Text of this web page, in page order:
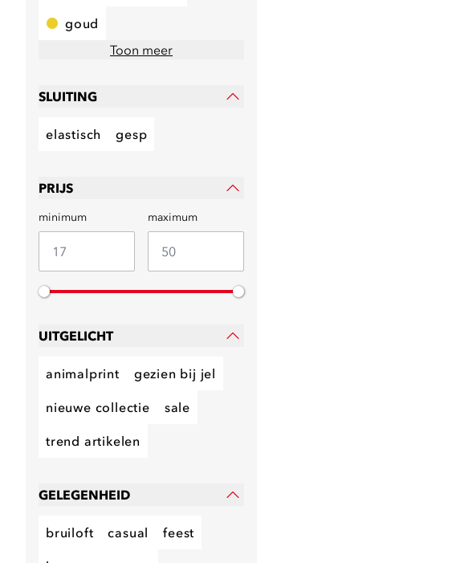
goud
Toon meer
SLUITING
elastisch gesp
PRIJS
minimum maximum
UITGELICHT
animalprint gezien bij jel
nieuwe collectie sale
trend artikelen
GELEGENHEID
bruiloft casual feest